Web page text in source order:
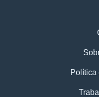
Política